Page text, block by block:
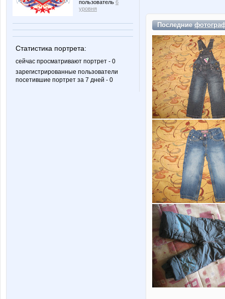
пользователь 6
уровня
Статистика портрета:
сейчас просматривают портрет - 0
зарегистрированные пользователи
посетившие портрет за 7 дней - 0
Последние